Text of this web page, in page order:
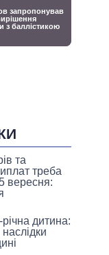
та
треба
вересня:
дитина: